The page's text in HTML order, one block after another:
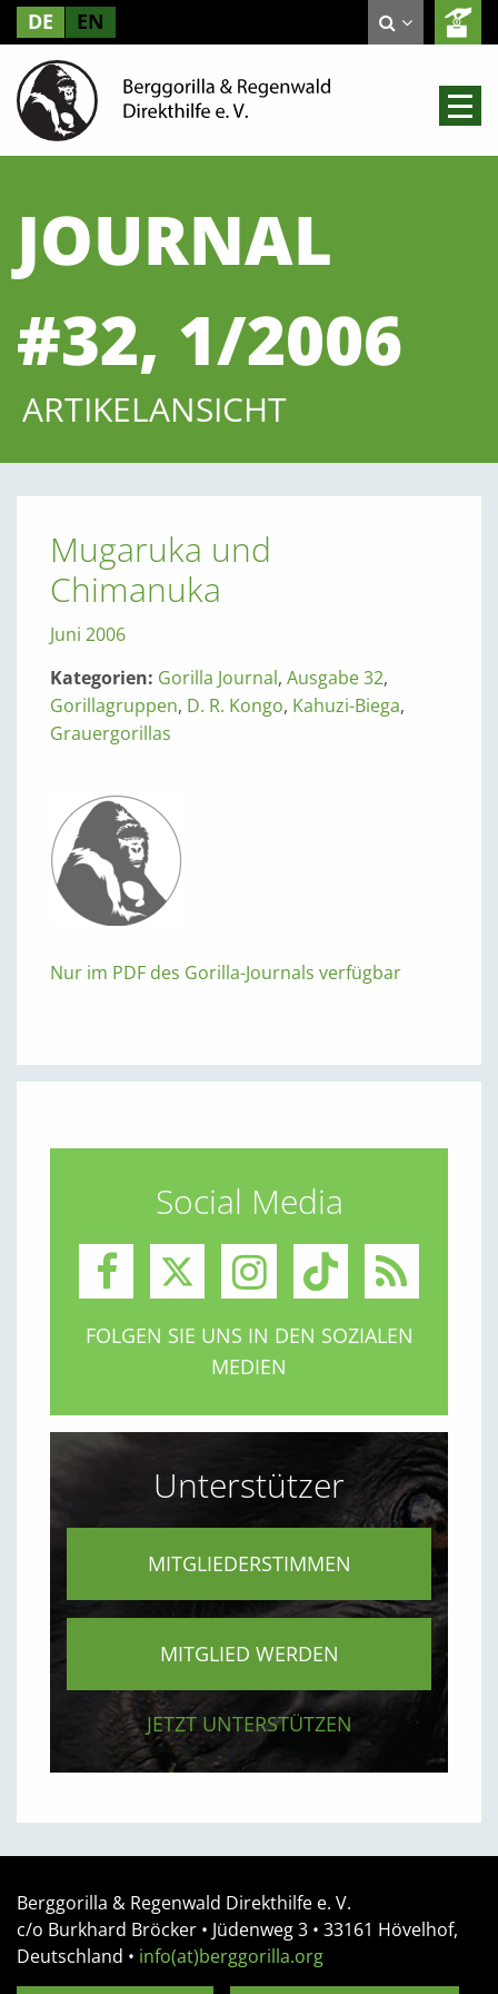
DE EN
JOURNAL
#32, 1/2006
ARTIKELANSICHT
Mugaruka und
Chimanuka
Juni 2006
Kategorien: Gorilla Journal, Ausgabe 32,
Gorillagruppen, D. R. Kongo, Kahuzi-Biega,
Grauergorillas
Nur im PDF des Gorilla-Journals verfügbar
Social Media
FOLGEN SIE UNS IN DEN SOZIALEN
MEDIEN
Unterstützer
MITGLIEDERSTIMMEN
MITGLIED WERDEN
JETZT UNTERSTÜTZEN
Berggorilla & Regenwald Direkthilfe e. V.
c/o Burkhard Bröcker • Jüdenweg 3 • 33161 Hövelhof,
Deutschland • info(at)berggorilla.org